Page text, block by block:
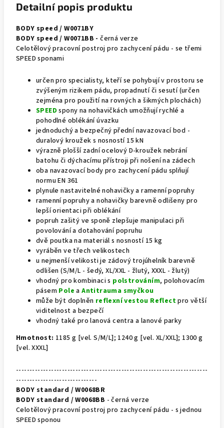
Detailní popis produktu
BODY speed / W0071BY
BODY speed / W0071BB -černá verze
Celotělový pracovní postroj pro zachycení pádu - se třemi
SPEED sponami
určen pro specialisty, kteří se pohybují v prostoru se
zvýšeným rizikem pádu, propadnutí či sesutí (určen
zejména pro použití na rovných a šikmých plochách)
SPEED spony na nohavičkách umožňují rychlé a
pohodlné oblékání úvazku
jednoduchý a bezpečný přední navazovací bod -
duralový kroužek s nosností 15 kN
výrazně plošší zadní ocelový D-kroužek nebrání
batohu či dýchacímu přístroji při nošení na zádech
oba navazovací body pro zachycení pádu splňují
normu EN 361
plynule nastavitelné nohavičky a ramenní popruhy
ramenní popruhy a nohavičky barevně odlišeny pro
lepší orientaci při oblékání
popruh zašitý ve sponě zlepšuje manipulaci při
povolování a dotahování popruhu
dvě poutka na materiál s nosností 15 kg
vyráběn ve třech velikostech
u nejmenší velikosti je zádový trojúhelník barevně
odlišen (S/M/L - šedý, XL/XXL - žlutý, XXXL - žlutý)
vhodný pro kombinaci s polstrováním, polohovacím
pásem Pole aAntitrauma smyčkou
může být doplněn reflexní vestou Reflectpro větší
viditelnost a bezpečí
vhodný také pro lanová centra a lanové parky
Hmotnost: 1185 g [vel. S/M/L]; 1240 g [vel. XL/XXL]; 1300 g
[vel. XXXL]
-----------------------------------------------------------------------
------------------------------
BODY standard / W0068BR
BODY standard / W0068BB - černá verze
Celotělový pracovní postroj pro zachycení pádu - s jednou
SPEED sponou